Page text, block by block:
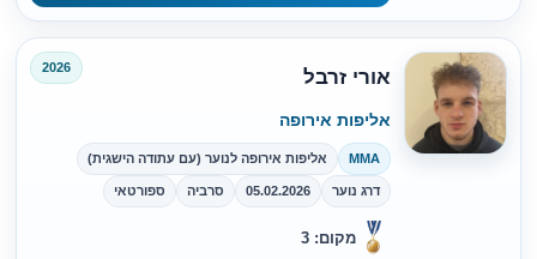
אורי זרבל 2026
אליפות אירופה
MMA אליפות אירופה לנוער (עם עתודה הישגית)
דרג נוער 05.02.2026 סרביה ספורטאי
מקום: 3